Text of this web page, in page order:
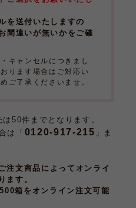
を送付いたしますの
間違いが無いかをご確
キャンセルにつきまし
ります場合はご対応い
ご了承くださいませ。
50件までとなります。
は「 0120-917-215 」ま
注文商品によってオンライ
ます。
500箱をオンライン注文可能